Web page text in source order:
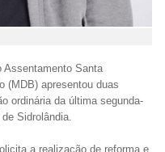
Assentamento Santa
(MDB) apresentou duas
ordinária da última segunda-
Sidrolândia.
a realização de reforma e